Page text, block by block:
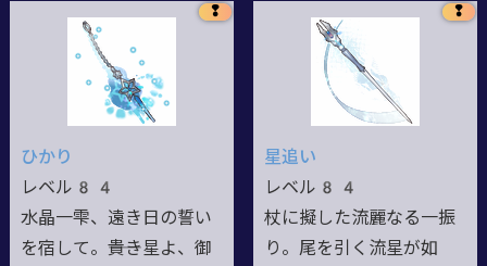
❢
ひかり
レベル84
水晶一雫、遠き日の誓い
を宿して。――貴き星よ、御
❢
星追い
レベル84
杖に擬した流麗なる一振
り。尾を引く流星が如